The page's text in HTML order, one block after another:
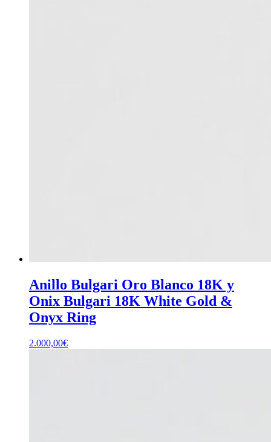
Anillo Bulgari Oro Blanco 18K y
Onix Bulgari 18K White Gold &
Onyx Ring
2.000,00€